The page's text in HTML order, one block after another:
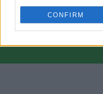
CONFIRM
"Calciomercato Magazine" non è una
proprietà di Napoli Magazine.